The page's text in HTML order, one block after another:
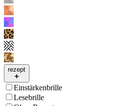
rezept
Einstärkenbrille
Lesebrille